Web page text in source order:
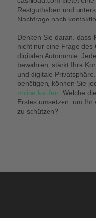
Restguthaben und
Nachfrage nach
Denken Sie daran, dass
nicht nur eine Frage des
digitalen Autonomie.
bewahren, stärkt Ihre
und digitale
benötigen, können Sie
online kaufen . Welche
Erstes umsetzen, um Ihr
zu schützen?